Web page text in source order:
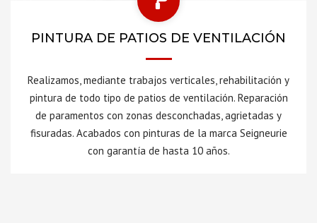
PINTURA DE PATIOS DE VENTILACIÓN
Realizamos, mediante trabajos verticales, rehabilitación y
pintura de todo tipo de patios de ventilación. Reparación
de paramentos con zonas desconchadas, agrietadas y
fisuradas. Acabados con pinturas de la marca Seigneurie
con garantía de hasta 10 años.